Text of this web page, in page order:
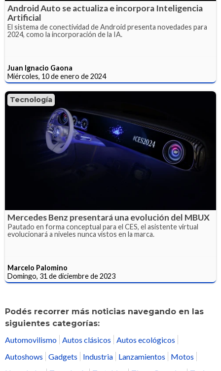
Android Auto se actualiza e incorpora Inteligencia
Artificial
El sistema de conectividad de Android presenta novedades para
2024, como la incorporación de la IA.
Juan Ignacio Gaona
Miércoles, 10 de enero de 2024
Tecnología
Mercedes Benz presentará una evolución del MBUX
Pautado en forma conceptual para el CES, el asistente virtual
evolucionará a niveles nunca vistos en la marca.
Marcelo Palomino
Domingo, 31 de diciembre de 2023
Podés recorrer más noticias navegando en las
siguientes categorías:
Automovilismo
Autos clásicos
Autos ecológicos
Autoshows
Gadgets Industria Lanzamientos
Motos